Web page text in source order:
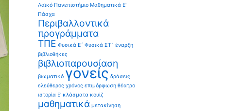
Λαϊκό Πανεπιστήμιο Μαθηματικά Ε'
Πάσχα
Περιβαλλοντικά
προγράμματα
ΤΠΕ Φυσικά Ε´ Φυσικά ΣΤ´ έναρξη
βιβλιοθήκες
βιβλιοπαρουσίαση
βιωματικό γονείς δράσεις
ελεύθερος χρόνος επιμόρφωση θέατρο
ιστορία Ε' κλάσματα κουίζ
μαθηματικά μετακίνηση